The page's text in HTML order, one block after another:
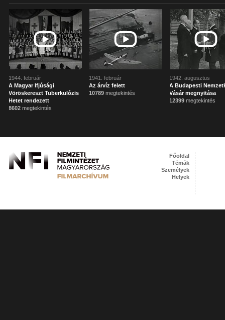
1944. február
A Magyar Ifjúsági
Vöröskereszt Tuberkulózis
Hetet rendezett
8602 megtekintés
1941. február
Az árvíz felett
10789 megtekintés
1942. augusztus
A Budapesti
Vásár megnyitása
12399 megtekintés
Főoldal
Témák
Személyek
Helyek